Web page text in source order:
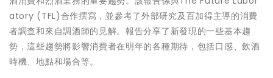
atory (TFL)合作撰寫，並參考了外部研究及百加得主導的消費
者調查和來自調酒師的見解。報告分享了新發現的一些基本趨
勢，這些趨勢將影響消費者在明年的各種期待，包括口感、飲酒
時機、地點和場合等。